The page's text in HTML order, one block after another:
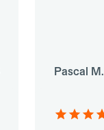
Pascal M.